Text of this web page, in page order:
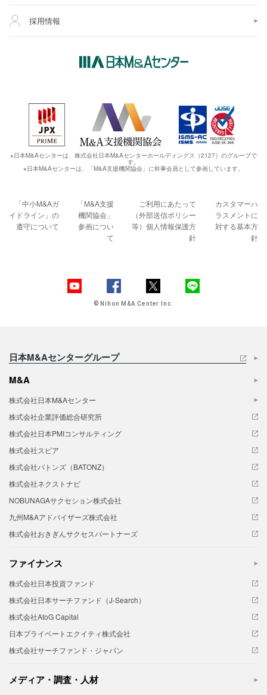
採用情報
※日本M&Aセンターは、株式会社日本M&Aセンターホールディングス（2127）のグループで
す。
※日本M&Aセンターは、「M&A支援機関協会」に幹事会員として参画しています。
「中小M&Aガ
イドライン」の
遵守について
「M&A支援
機関協会」
参画につい
て
ご利用にあたって
（外部送信ポリシー
等）個人情報保護方
針
カスタマーハ
ラスメントに
対する基本方
針
© Nihon M&A Center Inc.
日本M&Aセンターグループ
M&A
株式会社日本M&Aセンター
株式会社企業評価総合研究所
株式会社日本PMIコンサルティング
株式会社スピア
株式会社バトンズ（BATONZ）
株式会社ネクストナビ
NOBUNAGAサクセション株式会社
九州M&Aアドバイザーズ株式会社
株式会社おきぎんサクセスパートナーズ
ファイナンス
株式会社日本投資ファンド
株式会社日本サーチファンド（J-Search）
株式会社AtoG Capital
日本プライベートエクイティ株式会社
株式会社サーチファンド・ジャパン
メディア・調査・人材